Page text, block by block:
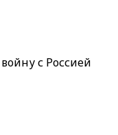
с Россией